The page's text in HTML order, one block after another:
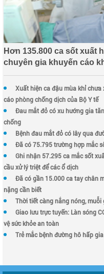
Hơn 135.800 ca sốt xuất
chuyên gia khuyến cáo
Xuất hiện ca đậu mùa khỉ
cáo phòng chống dịch của Bộ Y tế
Đau mắt đỏ có xu hướng gia
chống
Bệnh đau mắt đỏ có lây qua
Đã có 75.795 trường hợp mắc
Ghi nhận 57.295 ca mắc sốt
cầu xử lý triệt để các ổ dịch
Đã có gần 15.000 ca tay chân
nặng cần biết
Thời tiết càng nắng nóng,
Giao lưu trực tuyến: Làn sóng
vệ sức khỏe an toàn
Trẻ mắc bệnh đường hô hấp